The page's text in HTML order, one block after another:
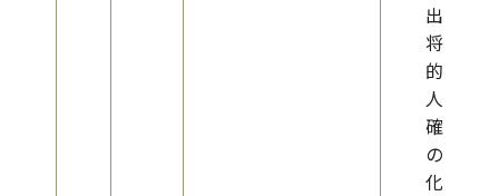
出や
将来
的な
人財
確保
の難
化